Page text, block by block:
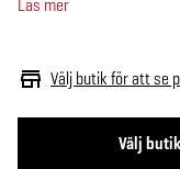
Välj
Välj butik för att se
Läs mer